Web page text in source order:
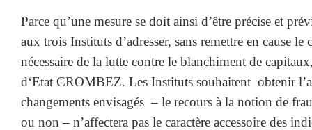
Parce qu’une mesure se doit ainsi d’être précise et
aux trois Instituts d’adresser, sans remettre en cause le
nécessaire de la lutte contre le blanchiment de
d‘Etat CROMBEZ. Les Instituts souhaitent obtenir
changements envisagés – le recours à la notion de
ou non – n’affectera pas le caractère accessoire des